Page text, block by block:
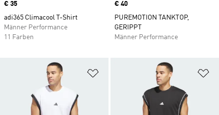
Price
€ 35
adi365 Climacool T-Shirt
Männer Performance
11 Farben
Price
€ 40
PUREMOTION TANKTOP,
GERIPPT
Männer Performance
Zur Wunschliste hinzufügen